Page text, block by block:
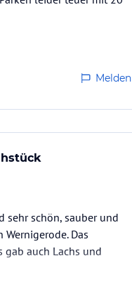
Melden
sehr schön, sauber und
Das
gab auch Lachs und